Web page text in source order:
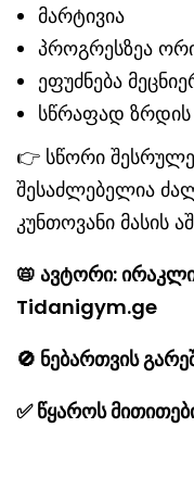
მარტივია
პროგრესზეა
ეფუძნება
სწრაფად
👉 სწორი
შესაძლებელია
კუნთოვანი მასის
📛 ავტორი:
Tidanigym.ge
🚫 ნებართვის
✅წყაროს